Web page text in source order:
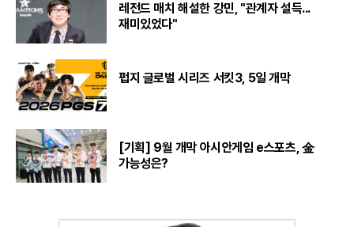
레전드 매치 해설한 강민, "관계자 설득...
재미있었다"
펍지 글로벌 시리즈 서킷3, 5일 개막
[기획] 9월 개막 아시안게임 e스포츠, 金
가능성은?